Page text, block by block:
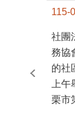
115-
社團
務協
的社
上
栗市